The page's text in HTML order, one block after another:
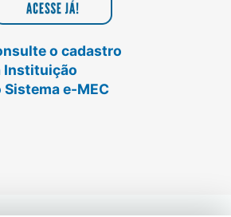
o cadastro
Instituição
Sistema e-MEC